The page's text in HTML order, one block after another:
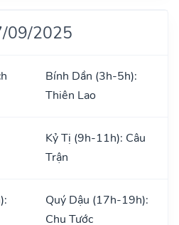
09/2025
Bính Dần (3h-5h):
Thiên Lao
Kỷ Tị (9h-11h): Câu
Trận
Quý Dậu (17h-19h):
Chu Tước